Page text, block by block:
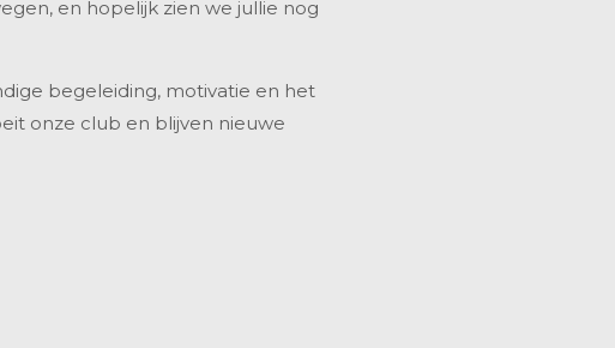
en hopelijk zien we jullie nog
begeleiding, motivatie en het
onze club en blijven nieuwe